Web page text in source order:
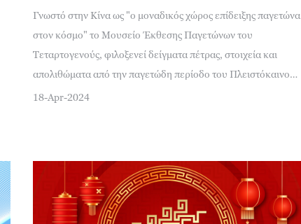
Γνωστό στην Κίνα ως "ο μοναδικός χώρος επίδειξης παγετώνα
στον κόσμο" το Μουσείο Έκθεσης Παγετώνων του
Τεταρτογενούς, φιλοξενεί δείγματα πέτρας, στοιχεία και
απολιθώματα από την παγετώδη περίοδο του Πλειστόκαινου,
γνωστή ως "Εποχή των Παγετώνων" ("冰河时代": bīnghé
18-Apr-2024